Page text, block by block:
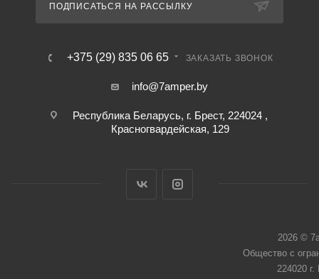
ПОДПИСАТЬСЯ НА РАССЫЛКУ
+375 (29) 835 06 65 ЗАКАЗАТЬ ЗВОНОК
info@7amper.by
Республика Беларусь, г. Брест, 224024 ,
Красногвардейская, 129
2026 ©
Общество с
224020